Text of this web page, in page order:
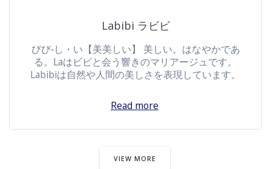
Labibi ラビビ
びび‐し・い【美美しい】 美しい。はなやかであ
る。Laはビビと会う響きのマリアージュです。
Labibiは自然や人間の美しさを表現しています。
Read more
VIEW MORE